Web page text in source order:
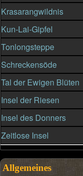
Krasarangwildnis
Kun-Lai-Gipfel
Tonlongsteppe
Schreckensöde
Tal der Ewigen Blüten
Insel der Riesen
Insel des Donners
Zeitlose Insel
Allgemeines